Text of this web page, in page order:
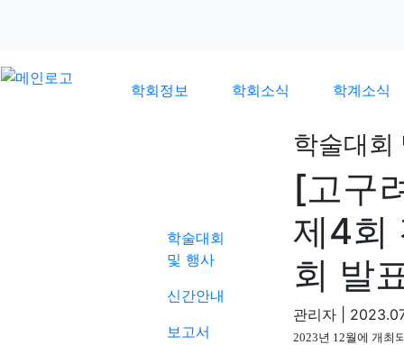
학회정보 학회소식 학계소식
학술대회
및 행사
신간안내
보고서
학술대회
[고구
제4회
회 발
관리자
2023년 12월에 개최